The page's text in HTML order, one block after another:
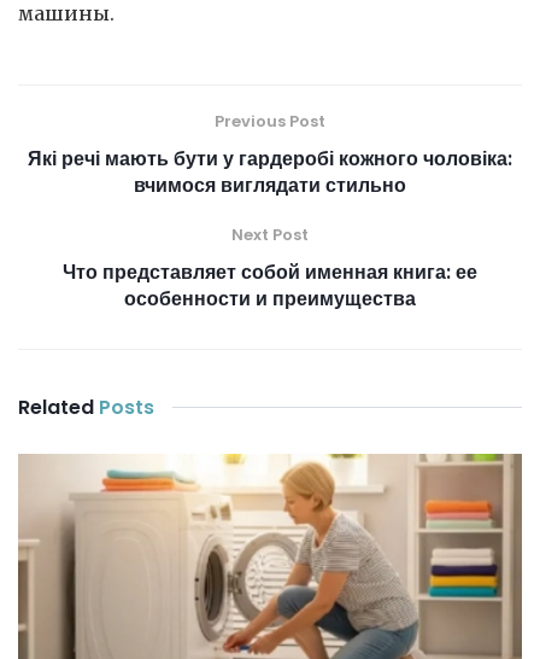
машины.
Previous Post
Які речі мають бути у гардеробі кожного чоловіка:
вчимося виглядати стильно
Next Post
Что представляет собой именная книга: ее
особенности и преимущества
Related Posts